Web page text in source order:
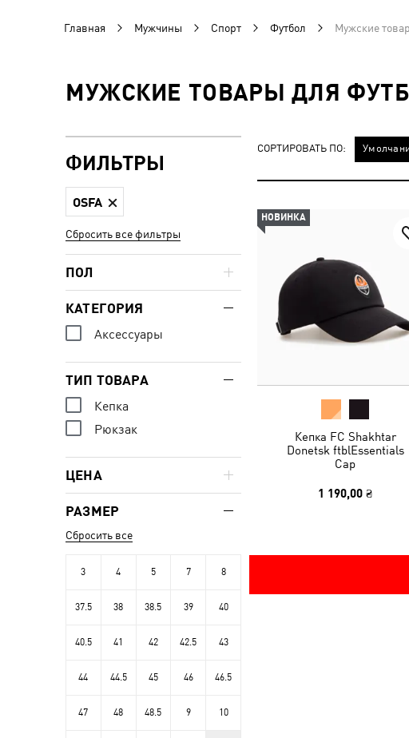
Главная Мужчины Спорт Футбол Мужские
МУЖСКИЕ ТОВАРЫ ДЛЯ
СОРТИРОВАТЬ ПО:
НОВИНКА
Кепка FC Shakhtar
Donetsk ftblEssentials
Cap
1 190,00 ₴
ФИЛЬТРЫ
OSFA
Сбросить все фильтры
ПОЛ
КАТЕГОРИЯ
Аксессуары
ТИП ТОВАРА
Кепка
Рюкзак
ЦЕНА
РАЗМЕР
Сбросить все
3 4 5 7 8
37.5 38 38.5 39 40
40.5 41 42 42.5 43
44 44.5 45 46 46.5
47 48 48.5 9 10